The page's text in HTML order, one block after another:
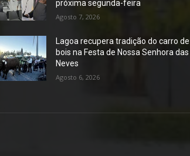
próxima segunda-feira
Agosto 7, 2026
Lagoa recupera tradição do carro de
bois na Festa de Nossa Senhora das
Neves
Agosto 6, 2026